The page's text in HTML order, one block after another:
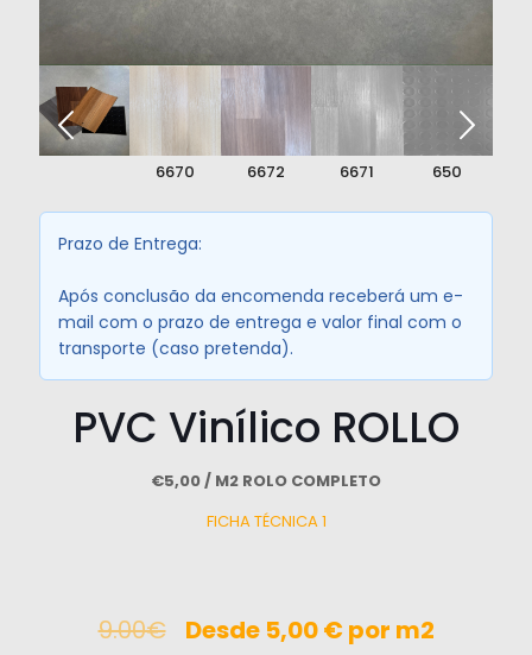
perfil_1.jpg
6670 6672 6671 650
Prazo de Entrega:
Após conclusão da encomenda receberá um e-
mail com o prazo de entrega e valor final com o
transporte (caso pretenda).
PVC Vinílico ROLLO
€5,00 / M2 ROLO COMPLETO
FICHA TÉCNICA 1
9.00€ Desde 5,00 € por m2